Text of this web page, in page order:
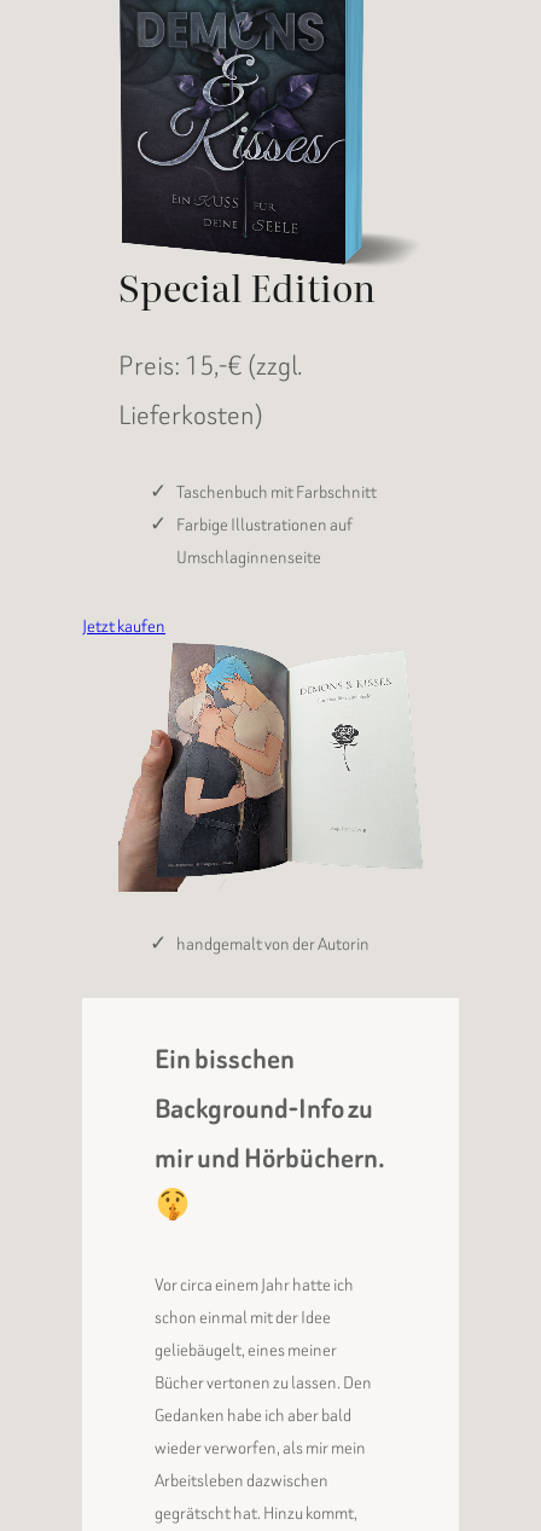
Special Edition
Preis: 15,-€ (zzgl.
Lieferkosten)
Taschenbuch mit Farbschnitt
Farbige Illustrationen auf
Umschlaginnenseite
Jetzt kaufen
handgemalt von der Autorin
Ein bisschen
Background-Info zu
mir und Hörbüchern.
Vor circa einem Jahr hatte ich
schon einmal mit der Idee
geliebäugelt, eines meiner
Bücher vertonen zu lassen. Den
Gedanken habe ich aber bald
wieder verworfen, als mir mein
Arbeitsleben dazwischen
gegrätscht hat. Hinzu kommt,